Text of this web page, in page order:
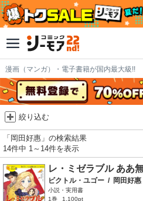
漫画（マンガ）・電子書籍が国内最大級!!
絞り込む
「岡田好惠」の検索結果
14件中 1～14件を表示
レ・ミゼラブル ああ
ビクトル・ユゴー / 岡田好惠
小説・実用書
1巻
1,100pt